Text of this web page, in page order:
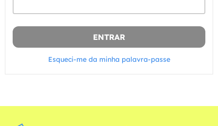
Esqueci-me da minha palavra-passe